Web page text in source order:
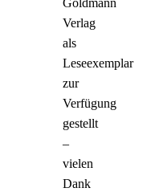
Verlag
als
Leseexemplar
zur
Verfügung
gestellt
–
vielen
Dank